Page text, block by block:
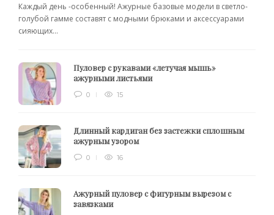
Каждый день -особенный! Ажурные базовые модели в светло-
голубой гамме составят с модными брюками и аксессуарами
сияющих...
Пуловер с рукавами «летучая мышь»
ажурными листьями
0 15
Длинный кардиган без застежки сплошным
ажурным узором
0 16
Ажурный пуловер с фигурным вырезом с
завязками